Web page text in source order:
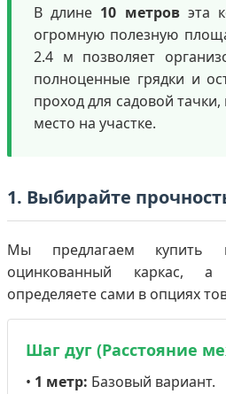
В длине 10 метровэта
огромную полезную
2.4 м позволяет
полноценные грядки и
проход для садовой
место на участке.
1. Выбирайте
Мы предлагаем купить
оцинкованный каркас,
определяете сами в опциях
Шаг дуг (Расстояние
• 1 метр: Базовый вариант.